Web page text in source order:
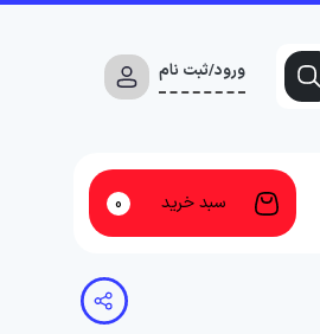
ورود/ثبت نام
سبد خرید 0